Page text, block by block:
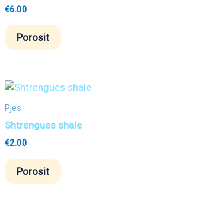
€6.00
Porosit
Pjes
Shtrengues shale
€2.00
Porosit